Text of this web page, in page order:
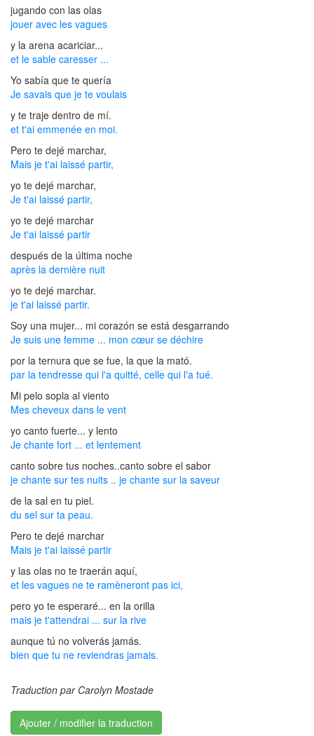
jugando con las olas
jouer avec les vagues
y la arena acariciar...
et le sable caresser ...
Yo sabía que te quería
Je savais que je te voulais
y te traje dentro de mí.
et t'ai emmenée en moi.
Pero te dejé marchar,
Mais je t'ai laissé partir,
yo te dejé marchar,
Je t'ai laissé partir,
yo te dejé marchar
Je t'ai laissé partir
después de la última noche
après la dernière nuit
yo te dejé marchar.
je t'ai laissé partir.
Soy una mujer... mi corazón se está desgarrando
Je suis une femme ... mon cœur se déchire
por la ternura que se fue, la que la mató.
par la tendresse qui l'a quitté, celle qui l'a tué.
Mi pelo sopla al viento
Mes cheveux dans le vent
yo canto fuerte... y lento
Je chante fort ... et lentement
canto sobre tus noches..canto sobre el sabor
je chante sur tes nuits .. je chante sur la saveur
de la sal en tu piel.
du sel sur ta peau.
Pero te dejé marchar
Mais je t'ai laissé partir
y las olas no te traerán aquí,
et les vagues ne te ramèneront pas ici,
pero yo te esperaré... en la orilla
mais je t'attendrai ... sur la rive
aunque tú no volverás jamás.
bien que tu ne reviendras jamais.
Traduction par Carolyn Mostade
Ajouter / modifier la traduction